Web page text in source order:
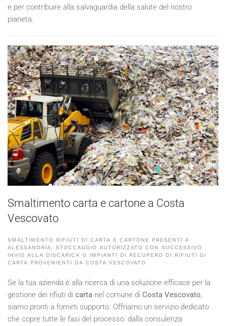
e per contribuire alla salvaguardia della salute del nostro
pianeta.
Smaltimento carta e cartone a Costa
Vescovato
SMALTIMENTO RIFIUTI DI CARTA E CARTONE PRESENTI A
ALESSANDRIA: STOCCAGGIO AUTORIZZATO CON SUCCESSIVO
INVIO ALLA DISCARICA O IMPIANTI DI RECUPERO DI RIFIUTI DI
CARTA PROVENIENTI DA COSTA VESCOVATO
Se la tua azienda è alla ricerca di una soluzione efficace per la
gestione dei rifiuti di carta nel comune di Costa Vescovato,
siamo pronti a fornirti supporto. Offriamo un servizio dedicato
che copre tutte le fasi del processo: dalla consulenza